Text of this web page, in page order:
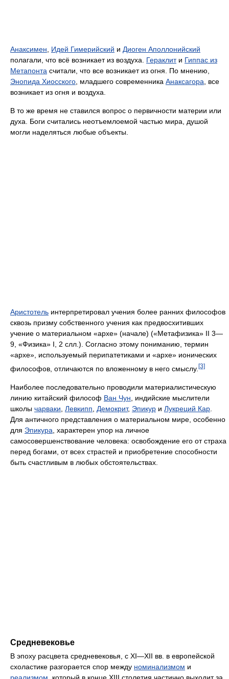
Анаксимен, Идей Гимерийский и Диоген Аполлонийский
полагали, что всё возникает из воздуха. Гераклити Гиппас из
Метапонта считали, что все возникает из огня. По мнению,
Энопида Хиосского, младшего современника Анаксагора, все
возникает из огня и воздуха.
В то же время не ставился вопрос о первичности материи или
духа. Боги считались неотъемлоемой частью мира, душой
могли наделяться любые объекты.
Аристотель интерпретировал учения более ранних философов
сквозь призму собственного учения как предвосхитивших
учение о материальном «архе» (начале) («Метафизика» II 3—
9, «Физика» I, 2 слл.). Согласно этому пониманию, термин
«архе», используемый перипатетиками и «архе» ионических
философов, отличаются по вложенному в него смыслу. [3]
Наиболее последовательно проводили материалистическую
линию китайский философ Ван Чун , индийские мыслители
школы чарваки Левкипп Демокрит, Эпикур и Лукреций Кар
Для античного представления о материальном мире, особенно
для Эпикура , характерен упор на личное
самосовершенствование человека: освобождение его от страха
перед богами, от всех страстей и приобретение способности
быть счастливым в любых обстоятельствах.
Средневековье
В эпоху расцвета средневековья, с XI—XII вв. в европейской
схоластике разгорается спор между номинализмом и